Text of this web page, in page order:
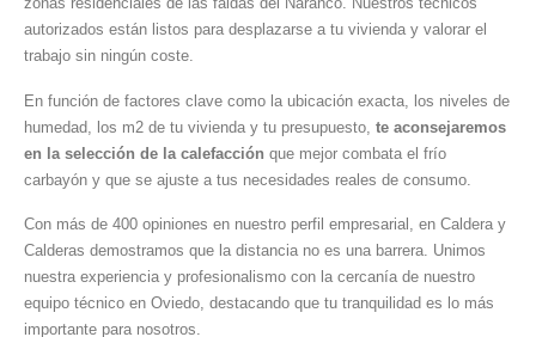
autorizados están listos para desplazarse a tu vivienda y valorar el
trabajo sin ningún coste.
En función de factores clave como la ubicación exacta, los niveles de
humedad, los m2 de tu vivienda y tu presupuesto, te aconsejaremos
en la selección de la calefacción que mejor combata el frío
carbayón y que se ajuste a tus necesidades reales de consumo.
Con más de 400 opiniones en nuestro perfil empresarial, en Caldera y
Calderas demostramos que la distancia no es una barrera. Unimos
nuestra experiencia y profesionalismo con la cercanía de nuestro
equipo técnico en Oviedo, destacando que tu tranquilidad es lo más
importante para nosotros.